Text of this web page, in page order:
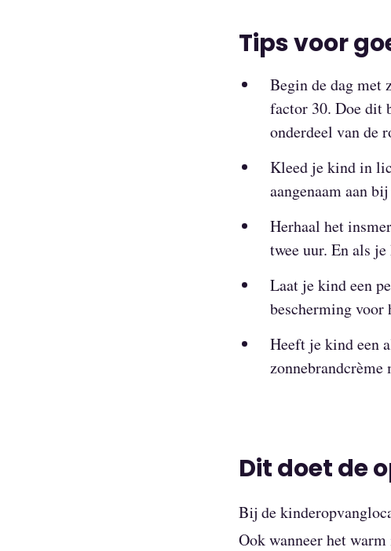
Tips voor
Begin de dag met
factor 30. Doe dit
onderdeel van de
Kleed je kind in
aangenaam aan
Herhaal het
twee uur. En als
Laat je kind een
bescherming voor
Heeft je kind een
zonnebrandcrème
Dit doet de
Bij de
Ook wanneer het